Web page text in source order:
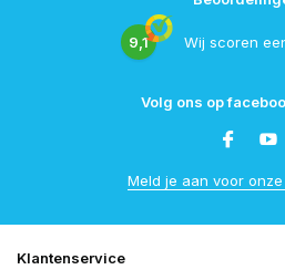
9,1 Wij scoren
Volg ons op
Meld je aan voor
Klantenservice